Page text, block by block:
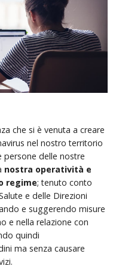
che si è venuta a creare
nel nostro territorio
persone delle nostre
nostra operatività e
regime; tenuto conto
e delle Direzioni
e suggerendo misure
e nella relazione con
quindi
ma senza causare